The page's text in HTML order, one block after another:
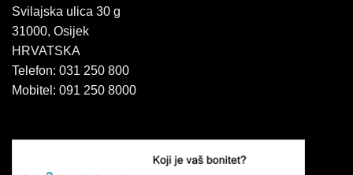
Svilajska ulica 30 g
31000, Osijek
HRVATSKA
Telefon: 031 250 800
Mobitel: 091 250 8000